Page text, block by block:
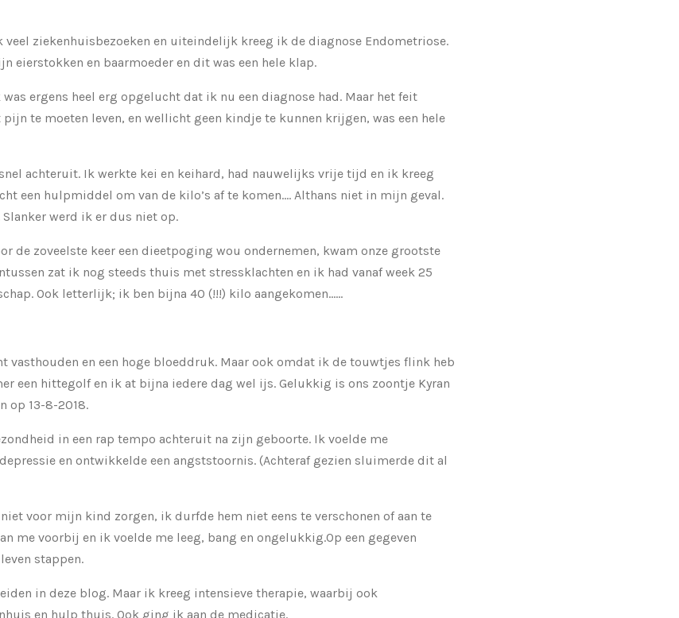
ziekenhuisbezoeken en uiteindelijk kreeg ik de diagnose Endometriose.
eierstokken en baarmoeder en dit was een hele klap.
ergens heel erg opgelucht dat ik nu een diagnose had. Maar het feit
te moeten leven, en wellicht geen kindje te kunnen krijgen, was een hele
achteruit. Ik werkte kei en keihard, had nauwelijks vrije tijd en ik kreeg
een hulpmiddel om van de kilo’s af te komen.... Althans niet in mijn geval.
werd ik er dus niet op.
de zoveelste keer een dieetpoging wou ondernemen, kwam onze grootste
zat ik nog steeds thuis met stressklachten en ik had vanaf week 25
Ook letterlijk; ik ben bijna 40 (!!!) kilo aangekomen......
vasthouden en een hoge bloeddruk. Maar ook omdat ik de touwtjes flink heb
een hittegolf en ik at bijna iedere dag wel ijs. Gelukkig is ons zoontje Kyran
op 13-8-2018.
in een rap tempo achteruit na zijn geboorte. Ik voelde me
en ontwikkelde een angststoornis. (Achteraf gezien sluimerde dit al
voor mijn kind zorgen, ik durfde hem niet eens te verschonen of aan te
me voorbij en ik voelde me leeg, bang en ongelukkig.Op een gegeven
stappen.
in deze blog. Maar ik kreeg intensieve therapie, waarbij ook
en hulp thuis. Ook ging ik aan de medicatie.